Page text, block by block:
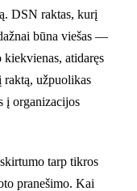
DSN raktas, kurį
būna viešas —
atidaręs
raktą, užpuolikas
į organizacijos
tarp tikros
pranešimo. Kai